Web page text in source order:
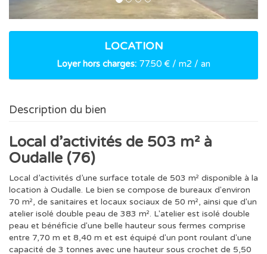
LOCATION
Loyer hors charges: 77.50 € / m2 / an
Description du bien
Local d’activités de 503 m² à
Oudalle (76)
Local d’activités d’une surface totale de 503 m² disponible à la
location à Oudalle. Le bien se compose de bureaux d'environ
70 m², de sanitaires et locaux sociaux de 50 m², ainsi que d'un
atelier isolé double peau de 383 m². L'atelier est isolé double
peau et bénéficie d'une belle hauteur sous fermes comprise
entre 7,70 m et 8,40 m et est équipé d'un pont roulant d'une
capacité de 3 tonnes avec une hauteur sous crochet de 5,50